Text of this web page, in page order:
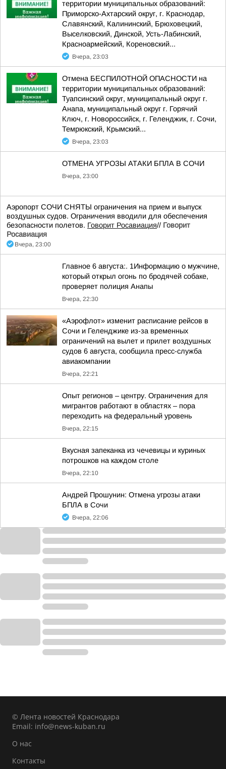
территории муниципальных образований:
Приморско-Ахтарский округ, г. Краснодар,
Славянский, Калининский, Брюховецкий,
Выселковский, Динской, Усть-Лабинский,
Красноармейский, Кореновский...
Вчера, 23:03
Отмена БЕСПИЛОТНОЙ ОПАСНОСТИ на
территории муниципальных образований:
Туапсинский округ, муниципальный округ г.
Анапа, муниципальный округ г. Горячий
Ключ, г. Новороссийск, г. Геленджик, г. Сочи,
Темрюкский, Крымский...
Вчера, 23:03
ОТМЕНА УГРОЗЫ АТАКИ БПЛА В СОЧИ
Вчера, 23:00
Аэропорт СОЧИ СНЯТЫ ограничения на прием и выпуск
воздушных судов. Ограничения вводили для обеспечения
безопасности полетов. Говорит Росавиация// Говорит
Росавиация
Вчера, 23:00
Главное 6 августа:. 1Информацию о мужчине,
который открыл огонь по бродячей собаке,
проверяет полиция Анапы
Вчера, 22:30
«Аэрофлот» изменит расписание рейсов в
Сочи и Геленджике из-за временных
ограничений на вылет и прилет воздушных
судов 6 августа, сообщила пресс-служба
авиакомпании
Вчера, 22:21
Опыт регионов – центру. Ограничения для
мигрантов работают в областях – пора
переходить на федеральный уровень
Вчера, 22:15
Вкусная запеканка из чечевицы и куриных
потрошков на каждом столе
Вчера, 22:10
Андрей Прошунин: Отмена угрозы атаки
БПЛА в Сочи
Вчера, 22:06
© Лента новостей Краснодара
Email: info@news-kuban.ru
О нас
Контакты